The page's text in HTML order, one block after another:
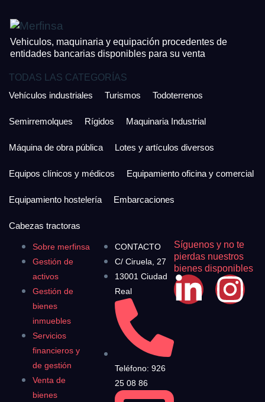
Vehiculos, maquinaria y equipación procedentes de
entidades bancarias disponibles para su venta
Sobre merfinsa
Gestión de
activos
Gestión de
bienes
inmuebles
Servicios
financieros y
de gestión
Venta de
bienes
CONTACTO
C/ Ciruela, 27
13001 Ciudad
Real
Teléfono: 926
25 08 86
Síguenos y no te
pierdas nuestros
bienes disponibles
TODAS LAS CATEGORÍAS
Vehículos industriales
Turismos Todoterrenos
Semirremolques Rígidos Maquinaria Industrial
Máquina de obra pública Lotes y artículos diversos
Equipos clínicos y médicos Equipamiento oficina y comercial
Equipamiento hostelería Embarcaciones
Cabezas tractoras